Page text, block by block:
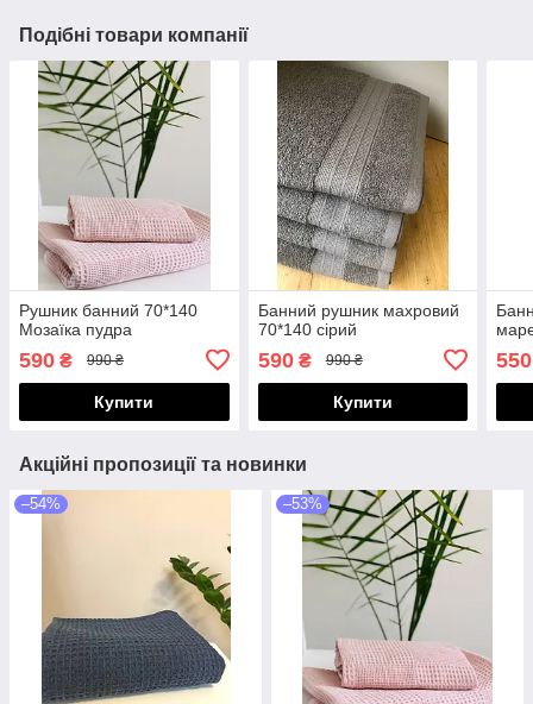
Подібні товари компанії
Рушник банний 70*140
Мозаїка пудра
590 ₴ 990 ₴
Купити
Банний рушник махровий
70*140 сірий
590₴ 990 ₴
Купити
550
Акційні пропозиції та новинки
–54% –53%